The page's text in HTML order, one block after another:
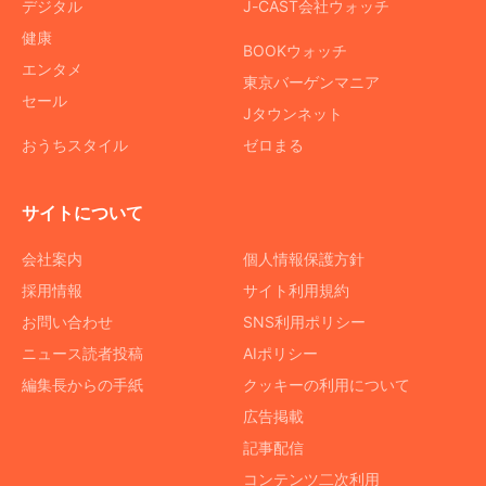
デジタル
健康
エンタメ
セール
おうちスタイル
J-CAST会社ウォッチ
BOOKウォッチ
東京バーゲンマニア
Jタウンネット
ゼロまる
サイトについて
会社案内
採用情報
お問い合わせ
ニュース読者投稿
編集長からの手紙
個人情報保護方針
サイト利用規約
SNS利用ポリシー
AIポリシー
クッキーの利用について
広告掲載
記事配信
コンテンツ二次利用